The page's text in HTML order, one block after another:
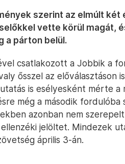
szerint az elmúlt két
vette körül magát,
a párton belül.
csatlakozott a Jobbik a
ősszel az előválasztáson
is esélyesként mérte
még a második
azonban nem
jelöltet. Mindezek
április 3-án.